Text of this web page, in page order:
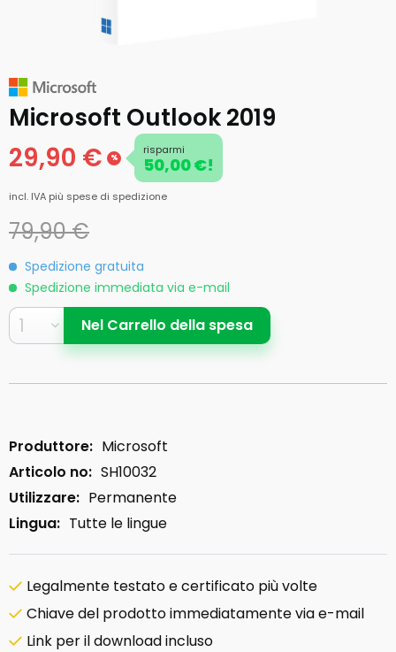
Microsoft Outlook 2019
29,90 € %
risparmi
50,00 €!
incl. IVA più spese di spedizione
79,90 €
Spedizione gratuita
Spedizione immediata via e-mail
Nel Carrello della spesa
Produttore: Microsoft
Articolo no: SH10032
Utilizzare: Permanente
Lingua: Tutte le lingue
Legalmente testato e certificato più volte
Chiave del prodotto immediatamente via e-mail
Link per il download incluso